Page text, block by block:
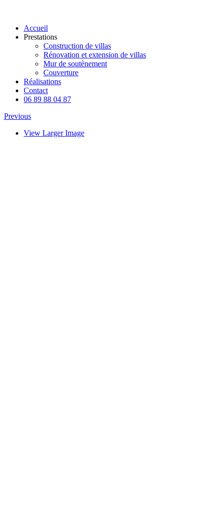
Accueil
Prestations
Construction de villas
Rénovation et extension de villas
Mur de soutènement
Couverture
Réalisations
Contact
06 89 88 04 87
Previous
View Larger Image